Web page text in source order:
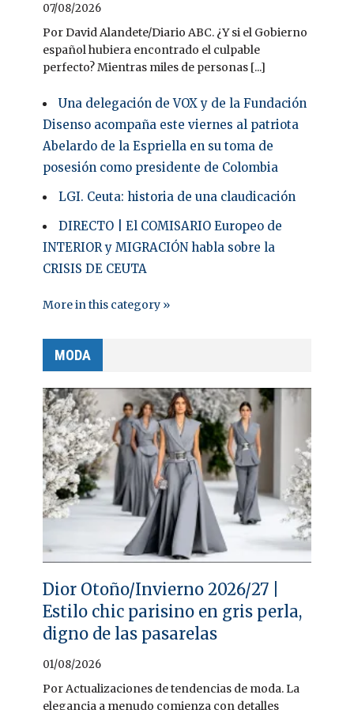
07/08/2026
Por David Alandete/Diario ABC. ¿Y si el Gobierno
español hubiera encontrado el culpable
perfecto? Mientras miles de personas [...]
Una delegación de VOX y de la Fundación
Disenso acompaña este viernes al patriota
Abelardo de la Espriella en su toma de
posesión como presidente de Colombia
LGI. Ceuta: historia de una claudicación
DIRECTO | El COMISARIO Europeo de
INTERIOR y MIGRACIÓN habla sobre la
CRISIS DE CEUTA
More in this category »
MODA
Dior Otoño/Invierno 2026/27 |
Estilo chic parisino en gris perla,
digno de las pasarelas
01/08/2026
Por Actualizaciones de tendencias de moda. La
elegancia a menudo comienza con detalles